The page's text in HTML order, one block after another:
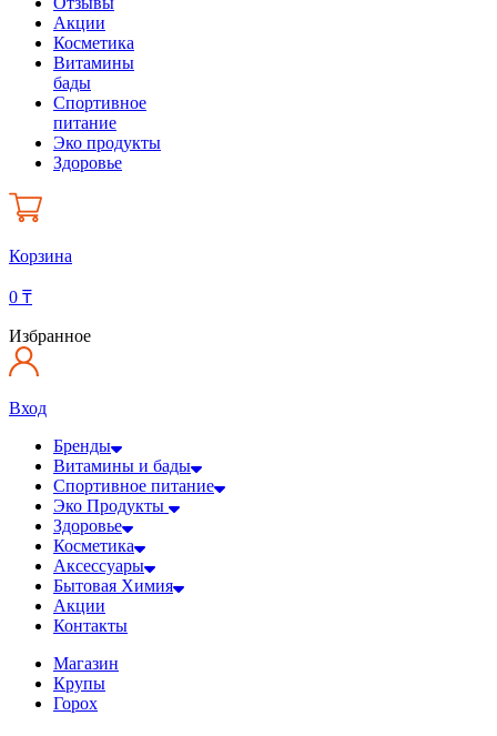
Акции
Косметика
Витамины
бады
Спортивное
питание
Эко продукты
Здоровье
Корзина
0 ₸
Избранное
Вход
Бренды
Витамины и бады
Спортивное питание
Эко Продукты
Здоровье
Косметика
Аксессуары
Бытовая Химия
Акции
Контакты
Магазин
Крупы
Горох